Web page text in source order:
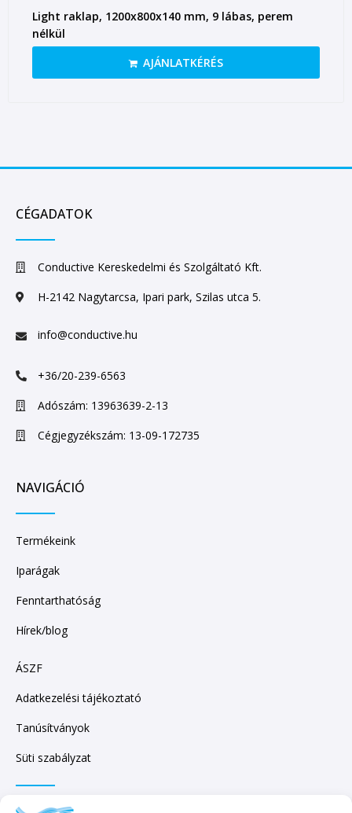
Light raklap, 1200x800x140 mm, 9 lábas, perem
nélkül
AJÁNLATKÉRÉS
CÉGADATOK
Conductive Kereskedelmi és Szolgáltató Kft.
H-2142 Nagytarcsa, Ipari park, Szilas utca 5.
info@conductive.hu
+36/20-239-6563
Adószám: 13963639-2-13
Cégjegyzékszám: 13-09-172735
NAVIGÁCIÓ
Termékeink
Iparágak
Fenntarthatóság
Hírek/blog
ÁSZF
Adatkezelési tájékoztató
Tanúsítványok
Süti szabályzat